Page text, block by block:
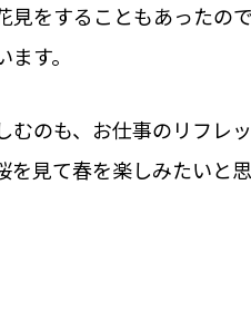
見をすることもあったの
す。
むのも、お仕事のリフレ
を見て春を楽しみたいと